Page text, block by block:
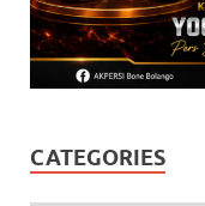
CATEGORIES